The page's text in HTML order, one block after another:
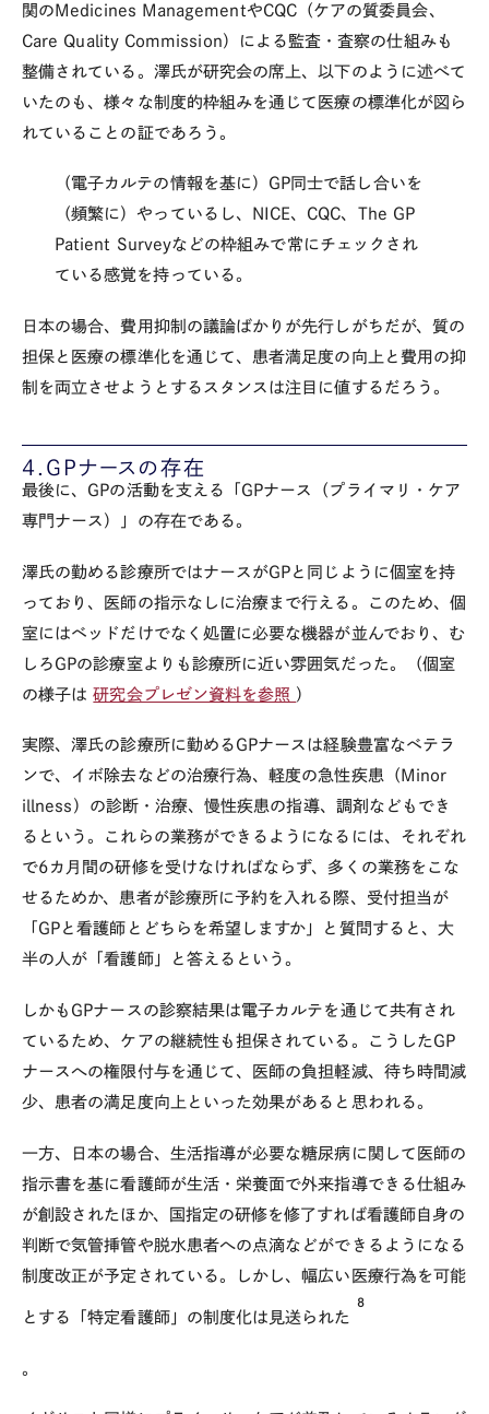
関のMedicines ManagementやCQC（ケアの質委員会、
Care Quality Commission）による監査・査察の仕組みも
整備されている。澤氏が研究会の席上、以下のように述べて
いたのも、様々な制度的枠組みを通じて医療の標準化が図ら
れていることの証であろう。
（電子カルテの情報を基に）GP同士で話し合いを
（頻繁に）やっているし、NICE、CQC、The GP
Patient Surveyなどの枠組みで常にチェックされ
ている感覚を持っている。
日本の場合、費用抑制の議論ばかりが先行しがちだが、質の
担保と医療の標準化を通じて、患者満足度の向上と費用の抑
制を両立させようとするスタンスは注目に値するだろう。
4.GPナースの存在
最後に、GPの活動を支える「GPナース（プライマリ・ケア
専門ナース）」の存在である。
澤氏の勤める診療所ではナースがGPと同じように個室を持
っており、医師の指示なしに治療まで行える。このため、個
室にはベッドだけでなく処置に必要な機器が並んでおり、む
しろGPの診療室よりも診療所に近い雰囲気だった。（個室
の様子は研究会プレゼン資料を参照 ）
実際、澤氏の診療所に勤めるGPナースは経験豊富なベテラ
ンで、イボ除去などの治療行為、軽度の急性疾患（Minor
illness）の診断・治療、慢性疾患の指導、調剤などもでき
るという。これらの業務ができるようになるには、それぞれ
で6カ月間の研修を受けなければならず、多くの業務をこな
せるためか、患者が診療所に予約を入れる際、受付担当が
「GPと看護師とどちらを希望しますか」と質問すると、大
半の人が「看護師」と答えるという。
しかもGPナースの診察結果は電子カルテを通じて共有され
ているため、ケアの継続性も担保されている。こうしたGP
ナースへの権限付与を通じて、医師の負担軽減、待ち時間減
少、患者の満足度向上といった効果があると思われる。
一方、日本の場合、生活指導が必要な糖尿病に関して医師の
指示書を基に看護師が生活・栄養面で外来指導できる仕組み
が創設されたほか、国指定の研修を修了すれば看護師自身の
判断で気管挿管や脱水患者への点滴などができるようになる
制度改正が予定されている。しかし、幅広い医療行為を可能
とする「特定看護師」の制度化は見送られた
8
。